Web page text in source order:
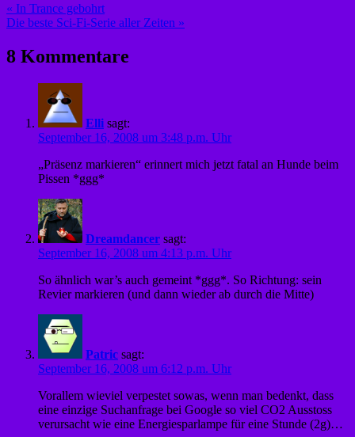
Beitragsnavigation
« In Trance gebohrt
Die beste Sci-Fi-Serie aller Zeiten »
8 Kommentare
Elli sagt:
September 16, 2008 um 3:48 p.m. Uhr
„Präsenz markieren“ erinnert mich jetzt fatal an Hunde beim
Pissen *ggg*
Dreamdancer sagt:
September 16, 2008 um 4:13 p.m. Uhr
So ähnlich war’s auch gemeint *ggg*. So Richtung: sein
Revier markieren (und dann wieder ab durch die Mitte)
Patric sagt:
September 16, 2008 um 6:12 p.m. Uhr
Vorallem wieviel verpestet sowas, wenn man bedenkt, dass
eine einzige Suchanfrage bei Google so viel CO2 Ausstoss
verursacht wie eine Energiesparlampe für eine Stunde (2g)…